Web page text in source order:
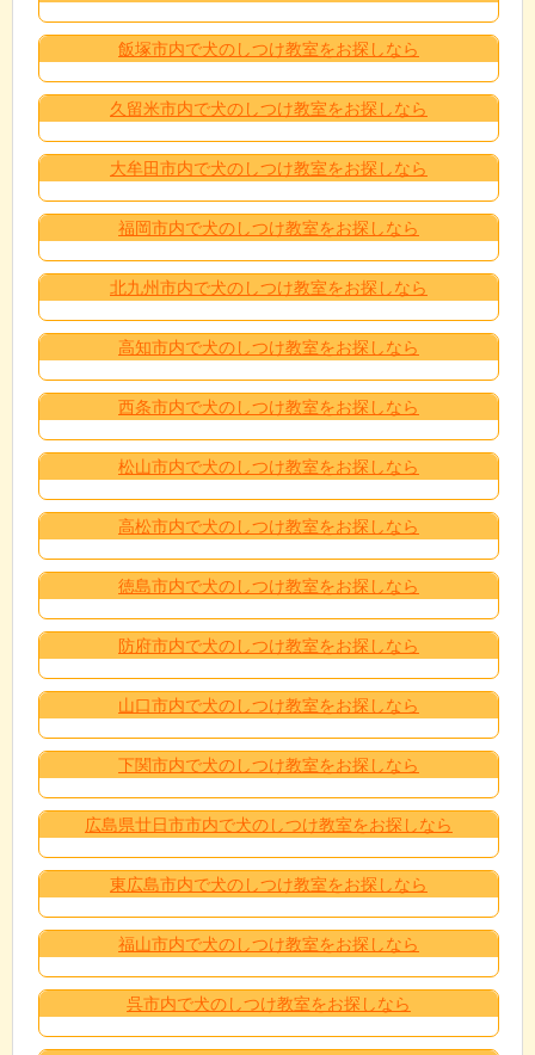
飯塚市内で犬のしつけ教室をお探しなら
久留米市内で犬のしつけ教室をお探しなら
大牟田市内で犬のしつけ教室をお探しなら
福岡市内で犬のしつけ教室をお探しなら
北九州市内で犬のしつけ教室をお探しなら
高知市内で犬のしつけ教室をお探しなら
西条市内で犬のしつけ教室をお探しなら
松山市内で犬のしつけ教室をお探しなら
高松市内で犬のしつけ教室をお探しなら
徳島市内で犬のしつけ教室をお探しなら
防府市内で犬のしつけ教室をお探しなら
山口市内で犬のしつけ教室をお探しなら
下関市内で犬のしつけ教室をお探しなら
広島県廿日市市内で犬のしつけ教室をお探しなら
東広島市内で犬のしつけ教室をお探しなら
福山市内で犬のしつけ教室をお探しなら
呉市内で犬のしつけ教室をお探しなら